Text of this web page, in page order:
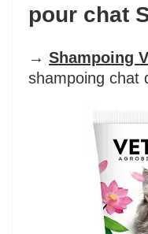
pour chat
→ Shampoing
shampoing chat